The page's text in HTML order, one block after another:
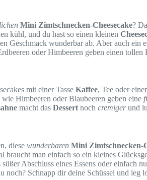
Mini Zimtschnecken-Cheesecake?
kühl, und du hast so einen kleinen
Geschmack wunderbar ab. Aber auch
oder Himbeeren geben einen
mit einer Tasse Kaffee, Tee oder
Himbeeren oder Blaubeeren geben eine
macht das Dessert noch cremigerund
diese wunderbaren Mini Zimtschnecken-
man einfach so ein kleines
Abschluss eines Essens oder
noch? Schnapp dir deine Schüssel und leg